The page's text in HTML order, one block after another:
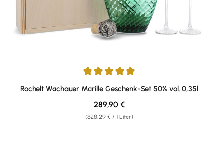
Durchschnittliche Bewertung von 5 von 5 Sternen
Rochelt Wachauer Marille Geschenk-Set 50% vol. 0,35l
(828,29 € / 1 Liter)
Regulärer Preis:
289,90 €